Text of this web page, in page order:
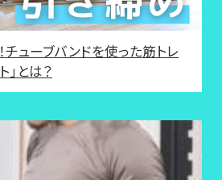
チューブバンドを使った筋トレ
」とは？